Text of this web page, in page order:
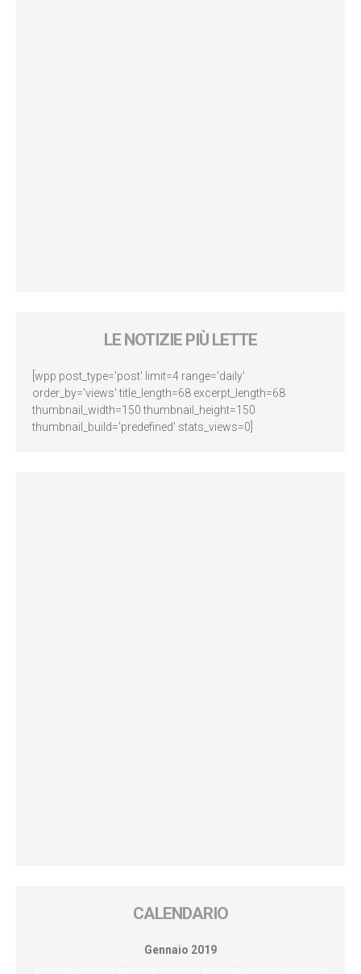
LE NOTIZIE PIÙ LETTE
[wpp post_type='post' limit=4 range='daily'
order_by='views' title_length=68 excerpt_length=68
thumbnail_width=150 thumbnail_height=150
thumbnail_build='predefined' stats_views=0]
CALENDARIO
Gennaio 2019